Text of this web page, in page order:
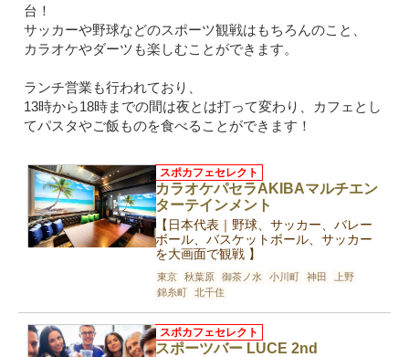
台！
サッカーや野球などのスポーツ観戦はもちろんのこと、
カラオケやダーツも楽しむことができます。
ランチ営業も行われており、
13時から18時までの間は夜とは打って変わり、カフェとし
てパスタやご飯ものを食べることができます！
カラオケパセラAKIBAマルチエン
ターテインメント
スポカフェセレクト
【日本代表｜野球、サッカー、バレー
ボール、バスケットボール、サッカー
を大画面で観戦 】
東京 秋葉原 御茶ノ水 小川町 神田
上野
錦糸町
北千住
スポーツバー LUCE 2nd
スポカフェセレクト